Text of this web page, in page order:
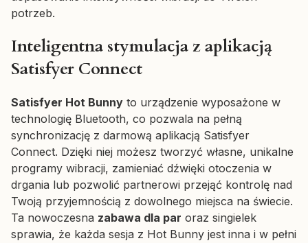
potrzeb.
Inteligentna stymulacja z aplikacją
Satisfyer Connect
Satisfyer Hot Bunny to urządzenie wyposażone w
technologię Bluetooth, co pozwala na pełną
synchronizację z darmową aplikacją Satisfyer
Connect. Dzięki niej możesz tworzyć własne, unikalne
programy wibracji, zamieniać dźwięki otoczenia w
drgania lub pozwolić partnerowi przejąć kontrolę nad
Twoją przyjemnością z dowolnego miejsca na świecie.
Ta nowoczesna zabawa dla par oraz singielek
sprawia, że każda sesja z Hot Bunny jest inna i w pełni